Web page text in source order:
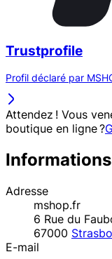
Trustprofile
Profil déclaré par
Attendez ! Vous
boutique en ligne ?
Adresse
mshop.fr
6 Rue du
67000
E-mail